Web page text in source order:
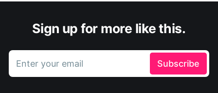
Sign up for more like this.
Enter your email Subscribe